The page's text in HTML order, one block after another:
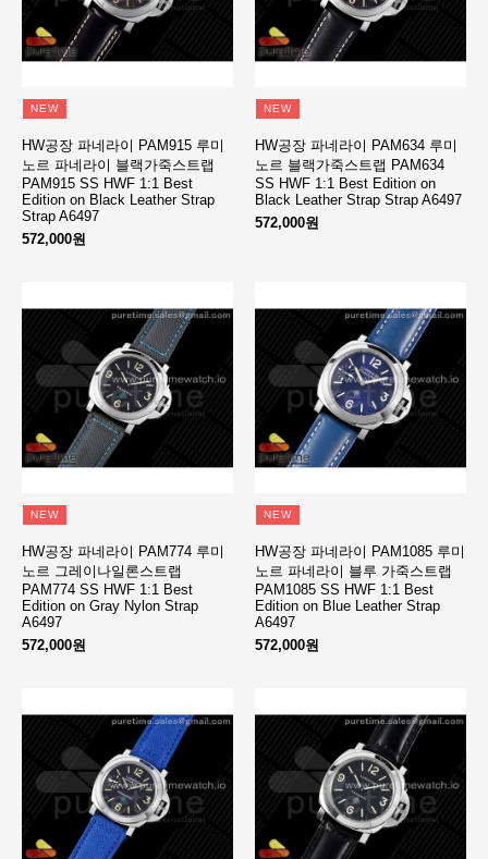
NEW
HW공장 파네라이 PAM915 루미
노르 파네라이 블랙가죽스트랩
PAM915 SS HWF 1:1 Best
Edition on Black Leather Strap
Strap A6497
572,000원
NEW
HW공장 파네라이 PAM634 루미
노르 블랙가죽스트랩 PAM634
SS HWF 1:1 Best Edition on
Black Leather Strap Strap A6497
572,000원
NEW
HW공장 파네라이 PAM774 루미
노르 그레이나일론스트랩
PAM774 SS HWF 1:1 Best
Edition on Gray Nylon Strap
A6497
572,000원
NEW
HW공장 파네라이 PAM1085 루미
노르 파네라이 블루 가죽스트랩
PAM1085 SS HWF 1:1 Best
Edition on Blue Leather Strap
A6497
572,000원